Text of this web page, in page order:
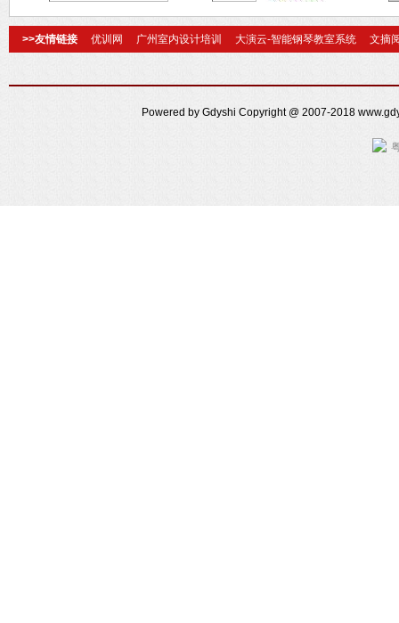
>>友情链接 优训网 广州室内设计培训 大演云-智能钢琴教室系统 文摘
Powered by Gdyshi Copyright @ 2007-2018